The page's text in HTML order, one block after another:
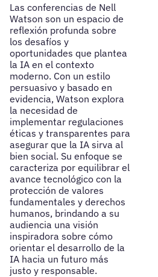
Las conferencias de Nell
Watson son un espacio de
reflexión profunda sobre
los desafíos y
oportunidades que plantea
la IA en el contexto
moderno. Con un estilo
persuasivo y basado en
evidencia, Watson explora
la necesidad de
implementar regulaciones
éticas y transparentes para
asegurar que la IA sirva al
bien social. Su enfoque se
caracteriza por equilibrar el
avance tecnológico con la
protección de valores
fundamentales y derechos
humanos, brindando a su
audiencia una visión
inspiradora sobre cómo
orientar el desarrollo de la
IA hacia un futuro más
justo y responsable.